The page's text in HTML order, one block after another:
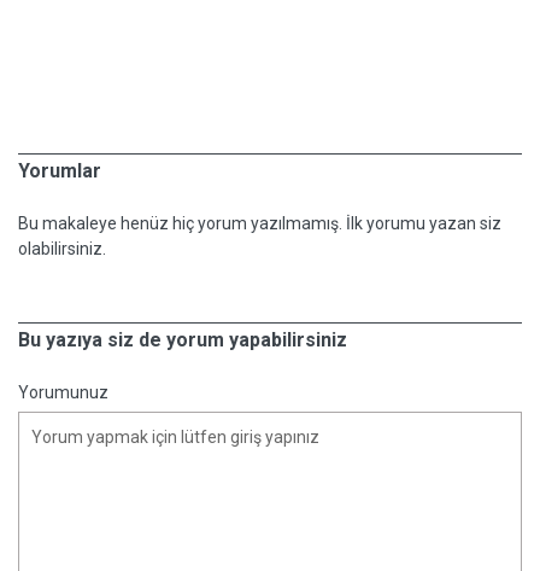
Yorumlar
Bu makaleye henüz hiç yorum yazılmamış. İlk yorumu yazan siz
olabilirsiniz.
Bu yazıya siz de yorum yapabilirsiniz
Yorumunuz